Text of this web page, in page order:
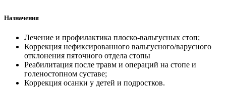
Назначения
Лечение и профилактика плоско-вальгусных стоп;
Коррекция нефиксированного вальгусного/варусного
отклонения пяточного отдела стопы
Реабилитация после травм и операций на стопе и
голеностопном суставе;
Коррекция осанки у детей и подростков.